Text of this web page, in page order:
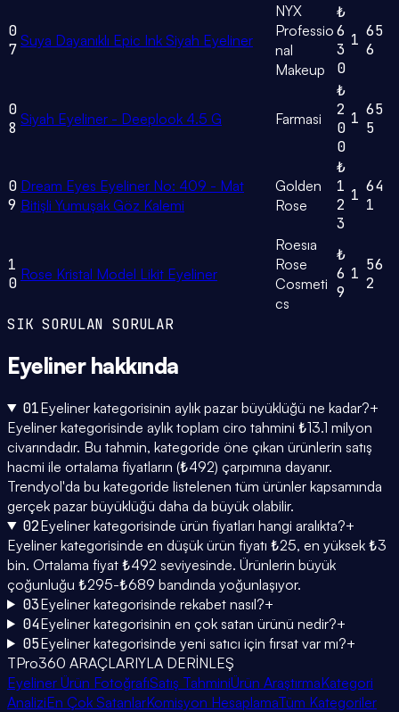
0
7 Suya Dayanıklı Epic Ink Siyah Eyeliner
NYX
Professio
nal
Makeup
₺
6
3
0
1 65
6
0
8 Siyah Eyeliner - Deeplook 4.5 G Farmasi
₺
2
0
0
1 65
5
0
9
Dream Eyes Eyeliner No: 409 - Mat
Bitişli Yumuşak Göz Kalemi
Golden
Rose
₺
1
2
3
1 64
1
1
0 Rose Kristal Model Likit Eyeliner
Roesıa
Rose
Cosmeti
cs
₺
6
9
1 56
2
SIK SORULAN SORULAR
Eyelinerhakkında
01Eyeliner kategorisinin aylık pazar büyüklüğü ne kadar?+
Eyeliner kategorisinde aylık toplam ciro tahmini ₺13.1 milyon
civarındadır. Bu tahmin, kategoride öne çıkan ürünlerin satış
hacmi ile ortalama fiyatların (₺492) çarpımına dayanır.
Trendyol'da bu kategoride listelenen tüm ürünler kapsamında
gerçek pazar büyüklüğü daha da büyük olabilir.
02Eyeliner kategorisinde ürün fiyatları hangi aralıkta?+
Eyeliner kategorisinde en düşük ürün fiyatı ₺25, en yüksek ₺3
bin. Ortalama fiyat ₺492 seviyesinde. Ürünlerin büyük
çoğunluğu ₺295-₺689 bandında yoğunlaşıyor.
03Eyeliner kategorisinde rekabet nasıl?+
04Eyeliner kategorisinin en çok satan ürünü nedir?+
05Eyeliner kategorisinde yeni satıcı için fırsat var mı?+
TPro360 ARAÇLARIYLA DERİNLEŞ
Eyeliner Ürün FotoğrafıSatış TahminiÜrün AraştırmaKategori
AnaliziEn Çok SatanlarKomisyon HesaplamaTüm Kategoriler